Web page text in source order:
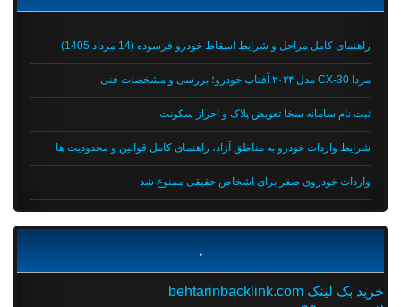
راهنمای کامل مراحل و شرایط اسقاط خودرو فرسوده (14 مرداد 1405)
مزدا CX-30 مدل ۲۰۲۴ آفتاب خودرو؛ بررسی و مشخصات فنی
ثبت نام سامانه سخا تعویض پلاک و احراز سکونت
شرایط واردات خودرو به مناطق آزاد، راهنمای کامل قوانین و محدودیت ها
واردات خودروی صفر برای اشخاص حقیقی ممنوع شد
خرید بک لینک behtarinbacklink.com